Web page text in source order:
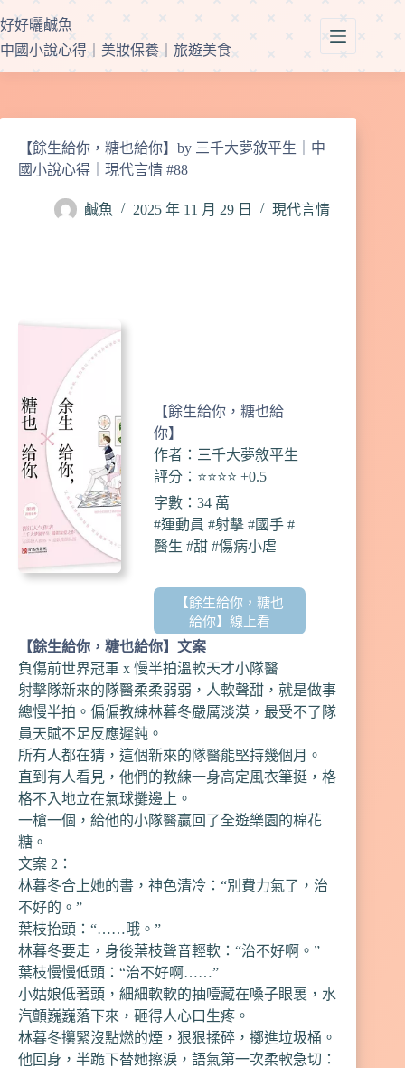
至
主
要
容
好好曬鹹魚
中國小說心得｜美妝保養｜旅遊美食
【餘生給你，糖也給你】by 三千大夢敘平生｜中
國小說心得｜現代言情 #88
鹹魚 2025 年 11 月 29 日 現代言情
【餘生給你，糖也給
你】
作者：三千大夢敘平生
評分：⭐️⭐️⭐️⭐️ +0.5
字數：34 萬
#運動員 #射擊 #國手 #
醫生 #甜 #傷病小虐
【餘生給你，糖也
給你】線上看
【餘生給你，糖也給你】文案
負傷前世界冠軍 x 慢半拍溫軟天才小隊醫
射擊隊新來的隊醫柔柔弱弱，人軟聲甜，就是做事
總慢半拍。偏偏教練林暮冬嚴厲淡漠，最受不了隊
員天賦不足反應遲鈍。
所有人都在猜，這個新來的隊醫能堅持幾個月。
直到有人看見，他們的教練一身高定風衣筆挺，格
格不入地立在氣球攤邊上。
一槍一個，給他的小隊醫贏回了全遊樂園的棉花
糖。
文案 2：
林暮冬合上她的書，神色清冷：“別費力氣了，治
不好的。”
葉枝抬頭：“……哦。”
林暮冬要走，身後葉枝聲音輕軟：“治不好啊。”
葉枝慢慢低頭：“治不好啊……”
小姑娘低著頭，細細軟軟的抽噎藏在嗓子眼裏，水
汽顫巍巍落下來，砸得人心口生疼。
林暮冬攥緊沒點燃的煙，狠狠揉碎，擲進垃圾桶。
他回身，半跪下替她擦淚，語氣第一次柔軟急切：